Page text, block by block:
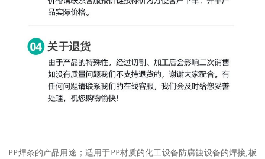
PP焊条的产品用途；适用于PP材质的化工设备防腐蚀设备的焊接,板